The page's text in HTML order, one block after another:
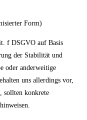
Form)
f DSGVO auf Basis
der Stabilität und
oder anderweitige
uns allerdings vor,
sollten konkrete